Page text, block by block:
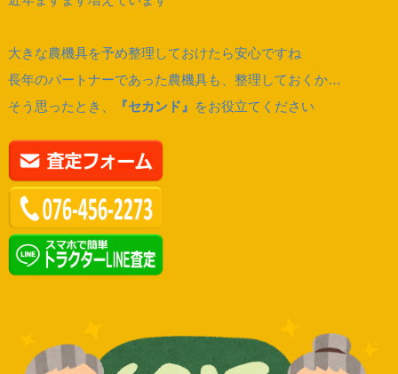
大きな農機具を予め整理しておけたら安心ですね
長年のパートナーであった農機具も、整理しておくか…
そう思ったとき、
『セカンド』 をお役立てください